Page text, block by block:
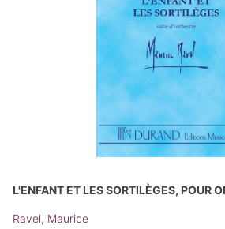
L'ENFANT ET LES SORTILÈGES, POUR
Ravel, Maurice